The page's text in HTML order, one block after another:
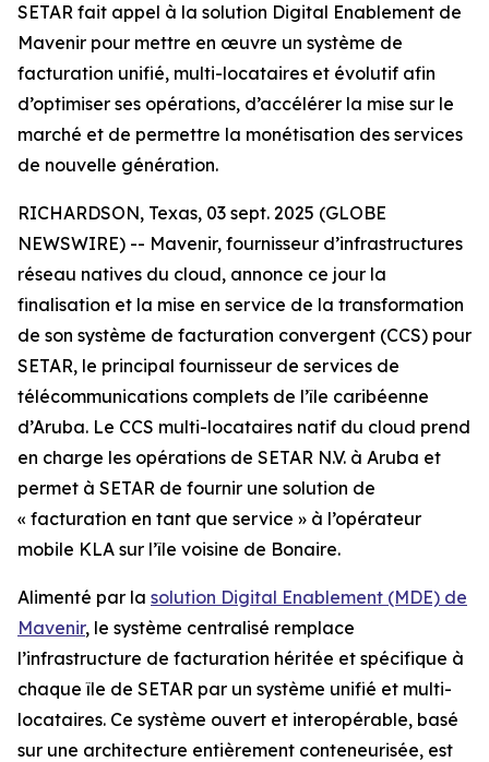
SETAR fait appel à la solution Digital Enablement de
Mavenir pour mettre en œuvre un système de
facturation unifié, multi-locataires et évolutif afin
d’optimiser ses opérations, d’accélérer la mise sur le
marché et de permettre la monétisation des services
de nouvelle génération.
RICHARDSON, Texas, 03 sept. 2025 (GLOBE
NEWSWIRE) -- Mavenir, fournisseur d’infrastructures
réseau natives du cloud, annonce ce jour la
finalisation et la mise en service de la transformation
de son système de facturation convergent (CCS) pour
SETAR, le principal fournisseur de services de
télécommunications complets de l’île caribéenne
d’Aruba. Le CCS multi-locataires natif du cloud prend
en charge les opérations de SETAR N.V. à Aruba et
permet à SETAR de fournir une solution de
« facturation en tant que service » à l’opérateur
mobile KLA sur l’île voisine de Bonaire.
Alimenté par la solution Digital Enablement (MDE) de
Mavenir, le système centralisé remplace
l’infrastructure de facturation héritée et spécifique à
chaque île de SETAR par un système unifié et multi-
locataires. Ce système ouvert et interopérable, basé
sur une architecture entièrement conteneurisée, est